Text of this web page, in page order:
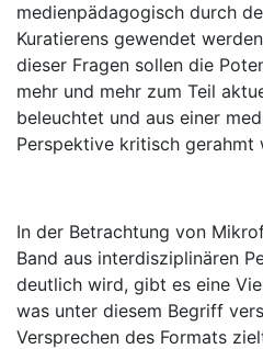
medienpädagogisch durch
Kuratierens gewendet
dieser Fragen sollen die
mehr und mehr zum Teil
beleuchtet und aus einer
Perspektive kritisch gerahmt
In der Betrachtung von
Band aus interdisziplinären
deutlich wird, gibt es eine
was unter diesem Begriff
Versprechen des Formats